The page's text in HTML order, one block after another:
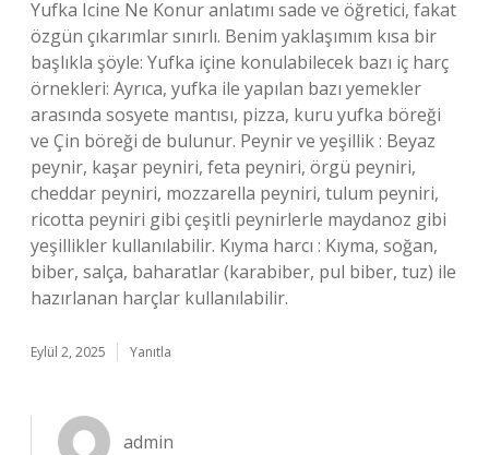
Yufka Icine Ne Konur anlatımı sade ve öğretici, fakat
özgün çıkarımlar sınırlı. Benim yaklaşımım kısa bir
başlıkla şöyle: Yufka içine konulabilecek bazı iç harç
örnekleri: Ayrıca, yufka ile yapılan bazı yemekler
arasında sosyete mantısı, pizza, kuru yufka böreği
ve Çin böreği de bulunur. Peynir ve yeşillik : Beyaz
peynir, kaşar peyniri, feta peyniri, örgü peyniri,
cheddar peyniri, mozzarella peyniri, tulum peyniri,
ricotta peyniri gibi çeşitli peynirlerle maydanoz gibi
yeşillikler kullanılabilir. Kıyma harcı : Kıyma, soğan,
biber, salça, baharatlar (karabiber, pul biber, tuz) ile
hazırlanan harçlar kullanılabilir.
Eylül 2, 2025 Yanıtla
admin